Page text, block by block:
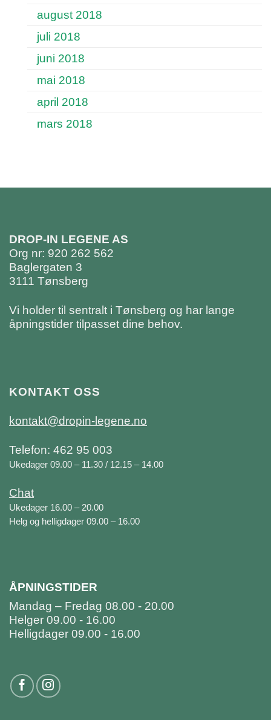
august 2018
juli 2018
juni 2018
mai 2018
april 2018
mars 2018
DROP-IN LEGENE AS
Org nr: 920 262 562
Baglergaten 3
3111 Tønsberg
Vi holder til sentralt i Tønsberg og har lange
åpningstider tilpasset dine behov.
KONTAKT OSS
kontakt@dropin-legene.no
Telefon: 462 95 003
Ukedager 09.00 – 11.30 / 12.15 – 14.00
Chat
Ukedager 16.00 – 20.00
Helg og helligdager 09.00 – 16.00
ÅPNINGSTIDER
Mandag – Fredag 08.00 - 20.00
Helger 09.00 - 16.00
Helligdager 09.00 - 16.00